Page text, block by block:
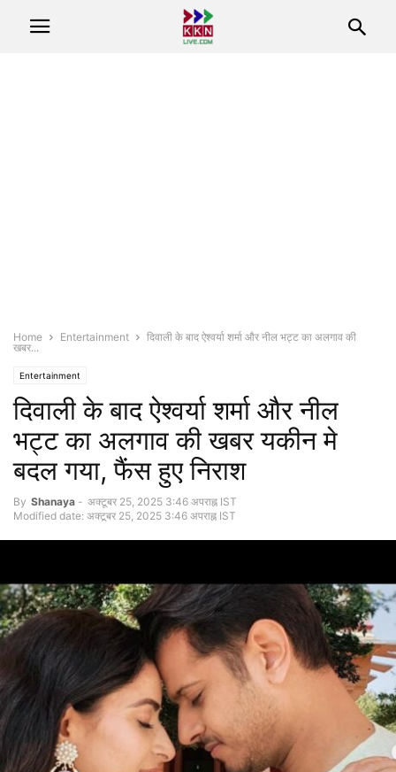
Home Entertainment
दिवाली के बाद ऐश्वर्या शर्मा और नील भट्ट का अलगाव की
खबर...
Entertainment
दिवाली के बाद ऐश्वर्या शर्मा और नील
भट्ट का अलगाव की खबर यकीन मे
बदल गया, फैंस हुए निराश
By Shanaya - अक्टूबर 25, 2025 3:46 अपराह्न IST
Modified date: अक्टूबर 25, 2025 3:46 अपराह्न IST